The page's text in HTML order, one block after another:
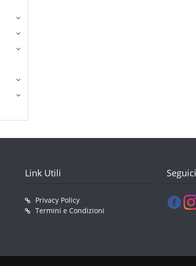
Link Utili
Privacy Policy
Termini e Condizioni
Seguici